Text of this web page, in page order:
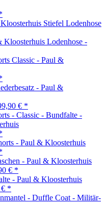
Stiefel Lodenhose
Lodenhose -
€ *
€ *
*